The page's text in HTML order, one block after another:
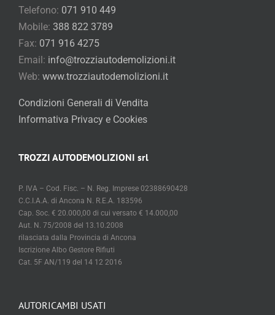
AUTORICAMBI USATI
Telefono: 071 910 449
Mobile: 388 822 3789
Fax: 071 916 4275
Email: info@trozziautodemolizioni.it
Web: www.trozziautodemolizioni.it
Condizioni Generali di Vendita
Informativa Privacy e Cookies
TROZZI AUTODEMOLIZIONI srl
P. IVA – Cod. Fisc. – N. Reg. Imprese 02388690428
C.C.I.A.A. di Ancona N. R.E.A. 183596
Cap. Soc. € 20.000,00 di cui versato € 14.000,00
Aut. N. 75/2008 del 13.10.2008
rilasciata dalla Provincia di Ancona
Iscrizione Albo Gestore Rifiuti
Cat. 5F AN/119 del 14 12 2016